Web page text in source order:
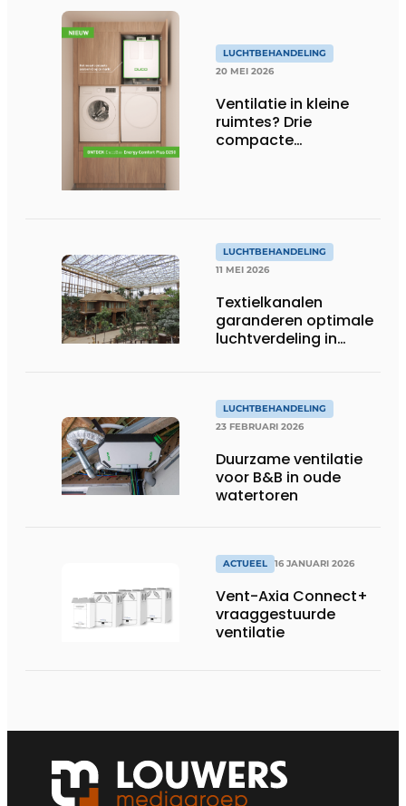
LUCHTBEHANDELING
20 MEI 2026
Ventilatie in kleine
ruimtes? Drie
compacte
LUCHTBEHANDELING
11 MEI 2026
Textielkanalen
garanderen optimale
luchtverdeling in
LUCHTBEHANDELING
23 FEBRUARI 2026
Duurzame ventilatie
voor B&B in oude
watertoren
ACTUEEL 16 JANUARI 2026
Vent-Axia Connect+
vraaggestuurde
ventilatie